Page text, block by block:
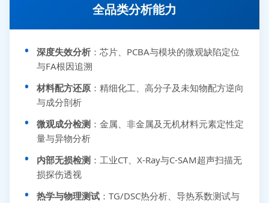
全品类分析能力
深度失效分析 ：芯片、PCBA与模块的微观缺陷定位
与FA根因追溯
材料配方还原 ：精细化工、高分子及未知物配方逆向
与成分剖析
微观成分检测 ：金属、非金属及无机材料元素定性定
量与异物分析
内部无损检测 ：工业CT、X-Ray与C-SAM超声扫描无
损探伤透视
热学与物理测试 ：TG/DSC热分析、导热系数测试与